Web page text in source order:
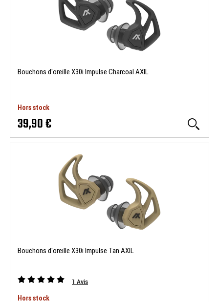
Bouchons d'oreille X30i Impulse Charcoal AXIL
Hors stock
39,90 €
Bouchons d'oreille X30i Impulse Tan AXIL
1 Avis
Hors stock